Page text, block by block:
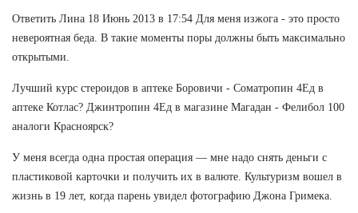
Ответить Лина 18 Июнь 2013 в 17:54 Для меня изжога - это просто
невероятная беда. В такие моменты поры должны быть максимально
открытыми.
Лучший курс стероидов в аптеке Боровичи - Cоматропин 4Ед в
аптеке Котлас? Джинтропин 4Ед в магазине Магадан - Фелибол 100
аналоги Красноярск?
У меня всегда одна простая операция — мне надо снять деньги с
пластиковой карточки и получить их в валюте. Культуризм вошел в
жизнь в 19 лет, когда парень увидел фотографию Джона Гримека.